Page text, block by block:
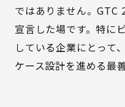
ではありません。GTC
宣言した場です。特に
している企業にとって
ケース設計を進める最